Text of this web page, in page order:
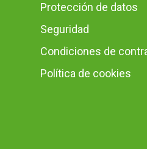
Protección de datos
Seguridad
Condiciones de
Política de cookies